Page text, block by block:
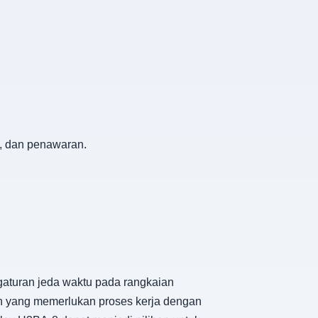
dan penawaran.
jeda waktu pada rangkaian
memerlukan proses kerja dengan